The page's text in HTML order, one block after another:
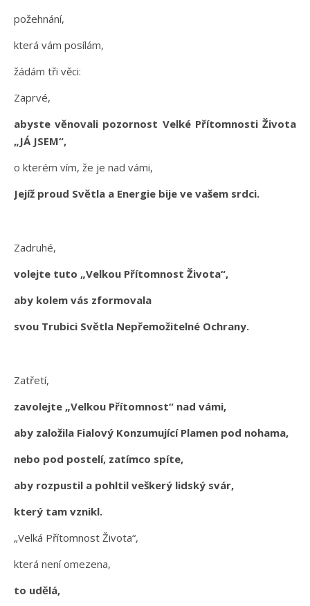
požehnání,
která vám posílám,
žádám tři věci:
Zaprvé,
abyste věnovali pozornost Velké Přítomnosti Života
„JÁ JSEM“,
o kterém vím, že je nad vámi,
Jejíž proud Světla a Energie bije ve vašem srdci.
Zadruhé,
volejte tuto „Velkou Přítomnost Života“,
aby kolem vás zformovala
svou Trubici Světla Nepřemožitelné Ochrany.
Zatřetí,
zavolejte „Velkou Přítomnost“ nad vámi,
aby založila Fialový Konzumující Plamen pod nohama,
nebo pod postelí, zatímco spíte,
aby rozpustil a pohltil veškerý lidský svár,
který tam vznikl.
„Velká Přítomnost Života“,
která není omezena,
to udělá,